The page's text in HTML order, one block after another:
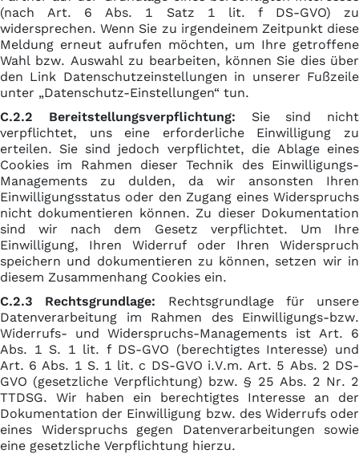
(nach Art. 6 Abs. 1 Satz 1 lit. f DS-GVO) zu
widersprechen. Wenn Sie zu irgendeinem Zeitpunkt diese
Meldung erneut aufrufen möchten, um Ihre getroffene
Wahl bzw. Auswahl zu bearbeiten, können Sie dies über
den Link Datenschutzeinstellungen in unserer Fußzeile
unter „Datenschutz-Einstellungen“ tun.
C.2.2 Bereitstellungsverpflichtung: Sie sind nicht
verpflichtet, uns eine erforderliche Einwilligung zu
erteilen. Sie sind jedoch verpflichtet, die Ablage eines
Cookies im Rahmen dieser Technik des Einwilligungs-
Managements zu dulden, da wir ansonsten Ihren
Einwilligungsstatus oder den Zugang eines Widerspruchs
nicht dokumentieren können. Zu dieser Dokumentation
sind wir nach dem Gesetz verpflichtet. Um Ihre
Einwilligung, Ihren Widerruf oder Ihren Widerspruch
speichern und dokumentieren zu können, setzen wir in
diesem Zusammenhang Cookies ein.
C.2.3 Rechtsgrundlage: Rechtsgrundlage für unsere
Datenverarbeitung im Rahmen des Einwilligungs-bzw.
Widerrufs- und Widerspruchs-Managements ist Art. 6
Abs. 1 S. 1 lit. f DS-GVO (berechtigtes Interesse) und
Art. 6 Abs. 1 S. 1 lit. c DS-GVO i.V.m. Art. 5 Abs. 2 DS-
GVO (gesetzliche Verpflichtung) bzw. § 25 Abs. 2 Nr. 2
TTDSG. Wir haben ein berechtigtes Interesse an der
Dokumentation der Einwilligung bzw. des Widerrufs oder
eines Widerspruchs gegen Datenverarbeitungen sowie
eine gesetzliche Verpflichtung hierzu.